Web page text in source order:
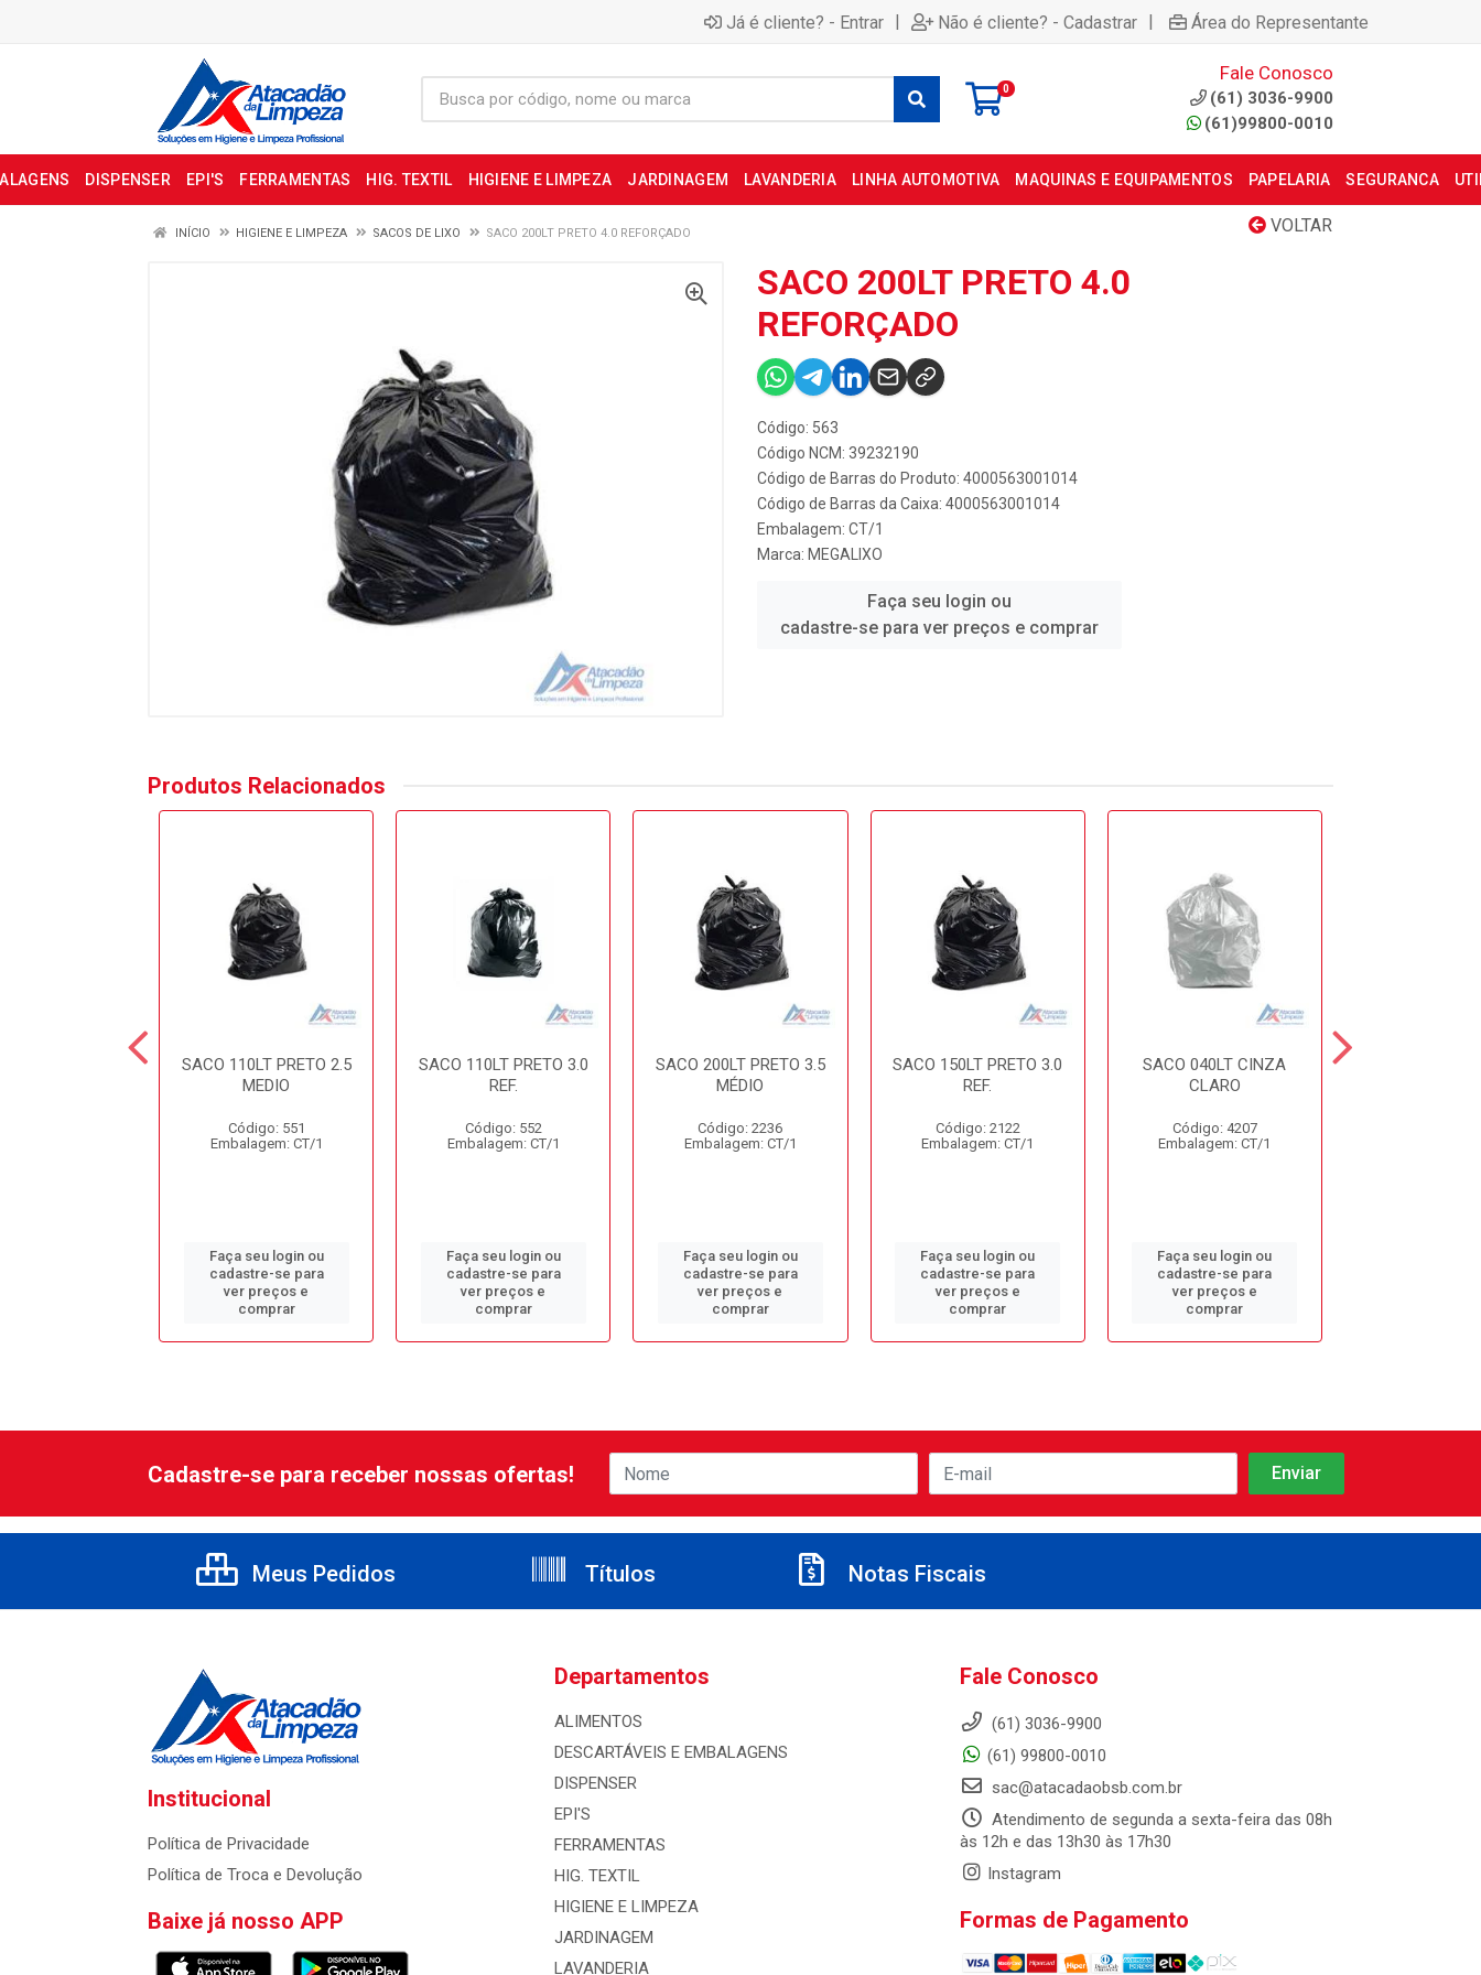
Já é cliente? - Entrar | Não é cliente? - Cadastrar | Área do Representante
0
Fale Conosco
(61) 3036-9900
(61)99800-0010
DISPENSER EPI'S FERRAMENTAS HIG. TEXTIL HIGIENE E LIMPEZA JARDINAGEM LAVANDERIA LINHA AUTOMOTIVA MAQUINAS E EQUIPAMENTOS PAPELARIA SEGURANCA
VOLTAR
INÍCIO HIGIENE E LIMPEZA SACOS DE LIXO SACO 200LT PRETO 4.0 REFORÇADO
SACO 200LT PRETO 4.0
REFORÇADO
Código: 563
Código NCM: 39232190
Código de Barras do Produto: 4000563001014
Código de Barras da Caixa: 4000563001014
Embalagem: CT/1
Marca: MEGALIXO
Faça seu login ou
cadastre-se para ver preços e comprar
Produtos Relacionados
SACO 110LT PRETO 2.5
MEDIO
Código: 551
Embalagem: CT/1
Faça seu login ou
cadastre-se para
ver preços e
comprar
SACO 110LT PRETO 3.0
REF.
Código: 552
Embalagem: CT/1
Faça seu login ou
cadastre-se para
ver preços e
comprar
SACO 200LT PRETO 3.5
MÉDIO
Código: 2236
Embalagem: CT/1
Faça seu login ou
cadastre-se para
ver preços e
comprar
SACO 150LT PRETO 3.0
REF.
Código: 2122
Embalagem: CT/1
Faça seu login ou
cadastre-se para
ver preços e
comprar
SACO 040LT CINZA
CLARO
Código: 4207
Embalagem: CT/1
Faça seu login ou
cadastre-se para
ver preços e
comprar
Cadastre-se para receber nossas ofertas!
Meus Pedidos Títulos Notas Fiscais
Institucional
Política de Privacidade
Política de Troca e Devolução
Baixe já nosso APP
Departamentos
ALIMENTOS
DESCARTÁVEIS E EMBALAGENS
DISPENSER
EPI'S
FERRAMENTAS
HIG. TEXTIL
HIGIENE E LIMPEZA
JARDINAGEM
LAVANDERIA
Fale Conosco
(61) 3036-9900
(61) 99800-0010
sac@atacadaobsb.com.br
Atendimento de segunda a sexta-feira das 08h
às 12h e das 13h30 às 17h30
Instagram
Formas de Pagamento